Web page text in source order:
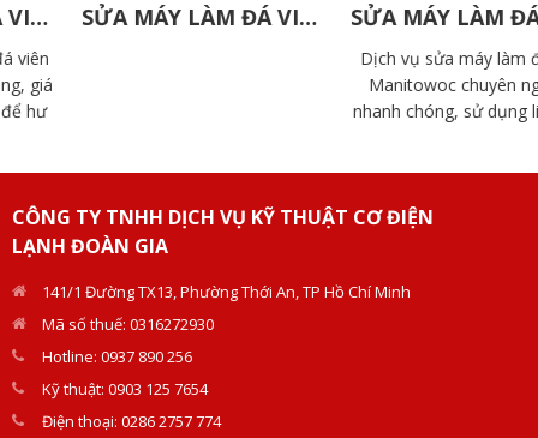
SỬA MÁY LÀM ĐÁ VIÊN ELIP SỬA MÁY LÀM ĐÁ VIÊN MANITOWOC
Dịch vụ sửa máy làm đá viên
Manitowoc chuyên nghiệp,
nhanh chóng, sử dụng linh kiện
CÔNG TY TNHH DỊCH VỤ KỸ THUẬT CƠ ĐIỆN
LẠNH ĐOÀN GIA
141/1 Đường TX13, Phường Thới An, TP Hồ Chí Minh
Mã số thuế: 0316272930
Hotline: 0937 890 256
Kỹ thuật: 0903 125 7654
Điện thoại: 0286 2757 774